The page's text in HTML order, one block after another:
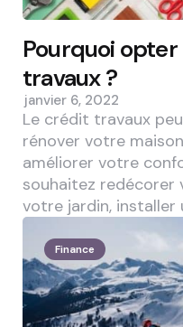
Pourquoi
travaux ?
janvier 6, 2022
Le crédit travaux
rénover votre
améliorer votre
souhaitez redécorer
votre jardin, installer
Finance